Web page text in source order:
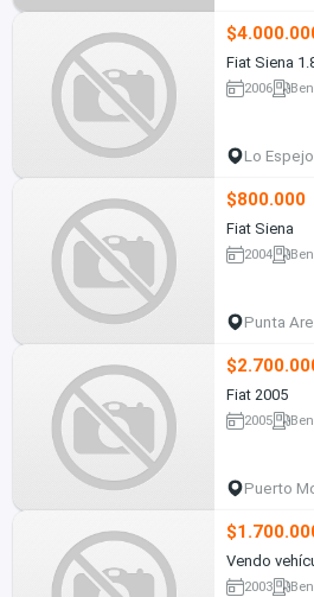
Fiat Siena
2006
Lo Espejo
$800.000
Fiat Siena
2004
Punta
Fiat 2005
2005
Puerto
Vendo
2003